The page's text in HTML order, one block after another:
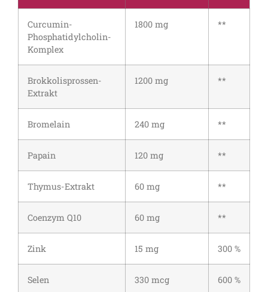
Curcumin-
Phosphatidylcholin-
Komplex
1800 mg **
Brokkolisprossen-
Extrakt
1200 mg **
Bromelain 240 mg **
Papain 120 mg **
Thymus-Extrakt 60 mg **
Coenzym Q10 60 mg **
Zink 15 mg 300 %
Selen 330 mcg 600 %